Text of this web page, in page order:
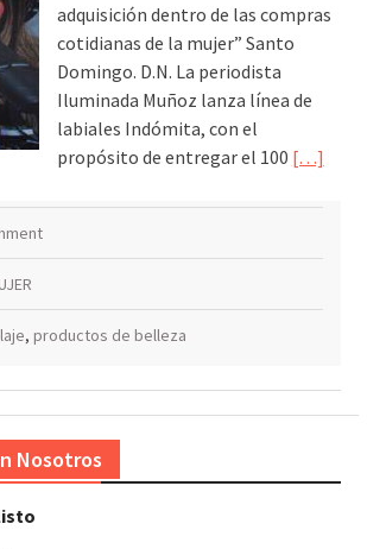
adquisición dentro de las compras
cotidianas de la mujer” Santo
Domingo. D.N. La periodista
Iluminada Muñoz lanza línea de
labiales Indómita, con el
propósito de entregar el 100 […]
, productos de belleza
Nosotros